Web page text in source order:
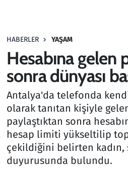
HABERLER YAŞAM
Hesabına gelen
sonra dünyası
Antalya'da telefonda
olarak tanıtan kişiyle
paylaştıktan sonra
hesap limiti yükseltilip
çekildiğini belirten kadın,
duyurusunda bulundu.
Haber
Kültür Sanat
Kurumsal Haberler
Lezzet Durağı
Memur ve Kamu